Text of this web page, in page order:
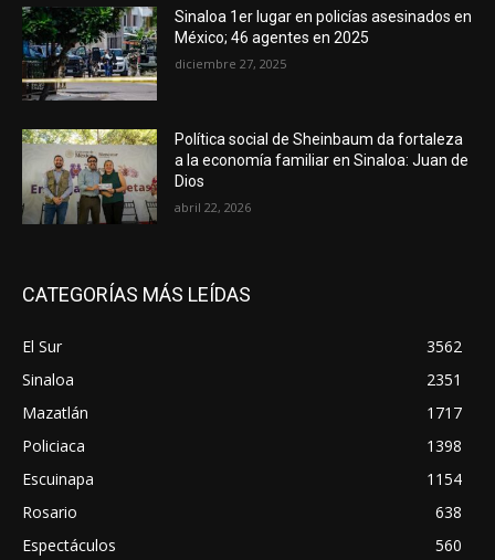
Sinaloa 1er lugar en policías asesinados en
México; 46 agentes en 2025
diciembre 27, 2025
Política social de Sheinbaum da fortaleza
a la economía familiar en Sinaloa: Juan de
Dios
abril 22, 2026
CATEGORÍAS MÁS LEÍDAS
El Sur
3562
Sinaloa
2351
Mazatlán
1717
Policiaca
1398
Escuinapa
1154
Rosario
638
Espectáculos
560